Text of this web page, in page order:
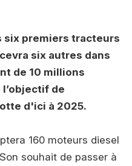
six premiers tracteurs
six autres dans
de 10 millions
l’objectif de
d'ici à 2025.
160 moteurs diesel
souhait de passer à